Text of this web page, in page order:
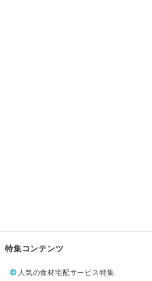
特集コンテンツ
人気の食材宅配サービス特集